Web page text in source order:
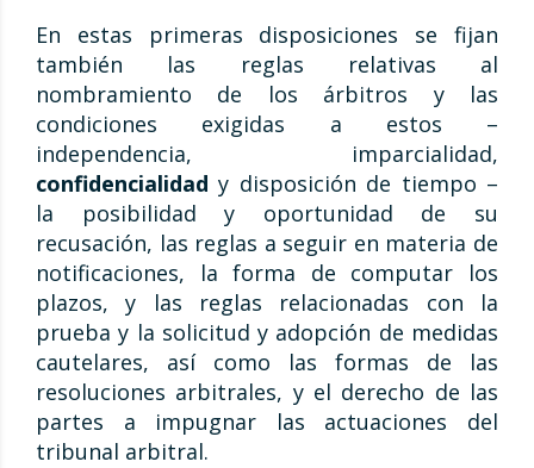
En estas primeras disposiciones se fijan
también las reglas relativas al
nombramiento de los árbitros y las
condiciones exigidas a estos –
independencia, imparcialidad,
confidencialidad y disposición de tiempo –
la posibilidad y oportunidad de su
recusación, las reglas a seguir en materia de
notificaciones, la forma de computar los
plazos, y las reglas relacionadas con la
prueba y la solicitud y adopción de medidas
cautelares, así como las formas de las
resoluciones arbitrales, y el derecho de las
partes a impugnar las actuaciones del
tribunal arbitral.